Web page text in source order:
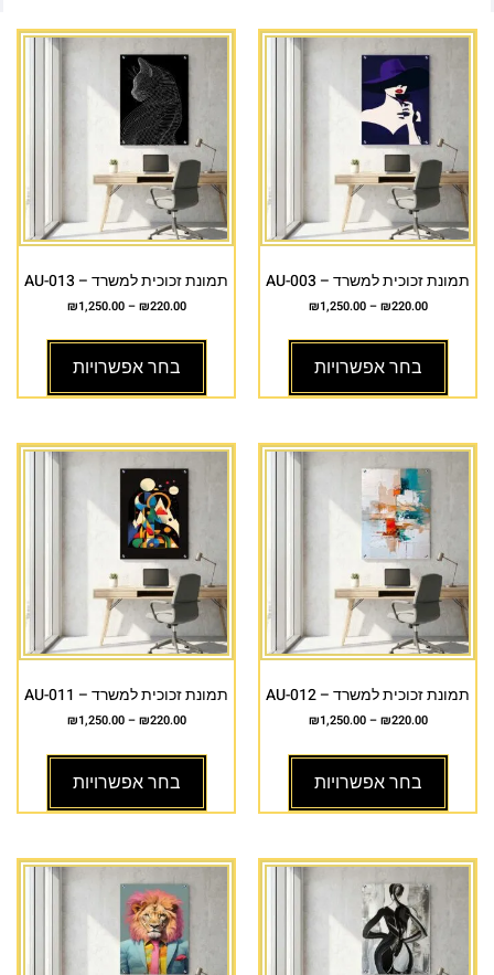
תמונת זכוכית למשרד – AU-003
₪220.00
–
₪1,250.00
בחר אפשרויות
תמונת זכוכית למשרד – AU-013
₪220.00
–
₪1,250.00
בחר אפשרויות
תמונת זכוכית למשרד – AU-012
₪220.00
–
₪1,250.00
בחר אפשרויות
תמונת זכוכית למשרד – AU-011
₪220.00
–
₪1,250.00
בחר אפשרויות